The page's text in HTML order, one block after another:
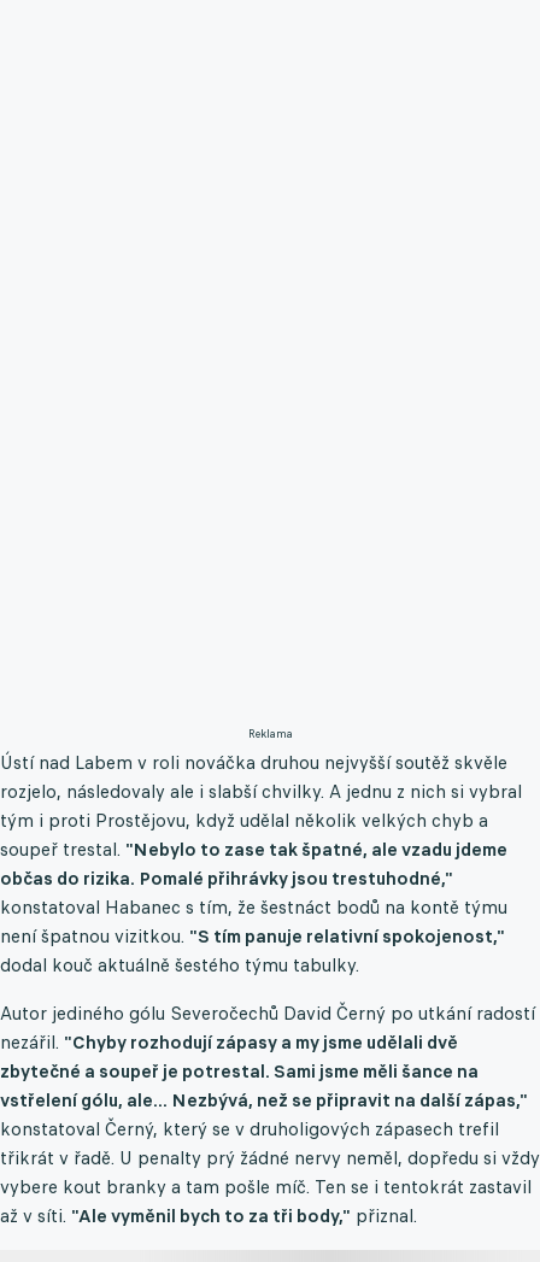
Reklama
Ústí nad Labem v roli nováčka druhou nejvyšší soutěž skvěle
rozjelo, následovaly ale i slabší chvilky. A jednu z nich si vybral
tým i proti Prostějovu, když udělal několik velkých chyb a
soupeř trestal. "Nebylo to zase tak špatné, ale vzadu jdeme
občas do rizika. Pomalé přihrávky jsou trestuhodné,"
konstatoval Habanec s tím, že šestnáct bodů na kontě týmu
není špatnou vizitkou. "S tím panuje relativní spokojenost,"
dodal kouč aktuálně šestého týmu tabulky.
Autor jediného gólu Severočechů David Černý po utkání radostí
nezářil. "Chyby rozhodují zápasy a my jsme udělali dvě
zbytečné a soupeř je potrestal. Sami jsme měli šance na
vstřelení gólu, ale... Nezbývá, než se připravit na další zápas,"
konstatoval Černý, který se v druholigových zápasech trefil
třikrát v řadě. U penalty prý žádné nervy neměl, dopředu si vždy
vybere kout branky a tam pošle míč. Ten se i tentokrát zastavil
až v síti. "Ale vyměnil bych to za tři body," přiznal.